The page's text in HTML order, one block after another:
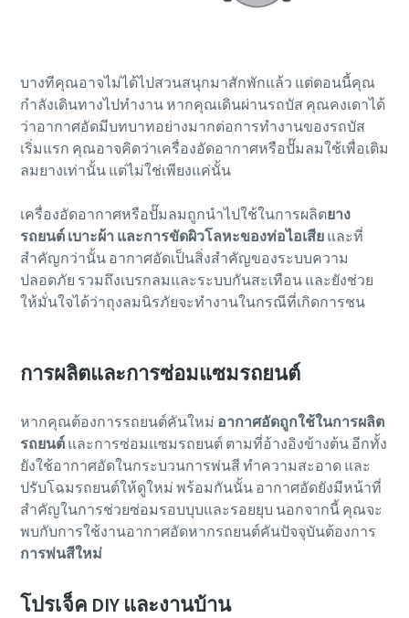
บางทีคุณอาจไม่ได้ไปสวนสนุกมาสักพักแล้ว แต่ตอนนี้คุณ
กําลังเดินทางไปทํางาน หากคุณเดินผ่านรถบัส คุณคงเดาได้
ว่าอากาศอัดมีบทบาทอย่างมากต่อการทํางานของรถบัส
เริ่มแรก คุณอาจคิดว่าเครื่องอัดอากาศหรือปั๊มลมใช้เพื่อเติม
ลมยางเท่านั้น แต่ไม่ใช่เพียงแค่นั้น
เครื่องอัดอากาศหรือปั๊มลมถูกนำไปใช้ในการผลิตยาง
รถยนต์ เบาะผ้า และการขัดผิวโลหะของท่อไอเสียและที่
สําคัญกว่านั้น อากาศอัดเป็นสิ่งสำคัญของระบบความ
ปลอดภัย รวมถึงเบรกลมและระบบกันสะเทือน และยังช่วย
ให้มั่นใจได้ว่าถุงลมนิรภัยจะทํางานในกรณีที่เกิดการชน
การผลิตและการซ่อมแซมรถยนต์
หากคุณต้องการรถยนต์คันใหม่ อากาศอัดถูกใช้ในการผลิต
รถยนต์และการซ่อมแซมรถยนต์ ตามที่อ้างอิงข้างต้น อีกทั้ง
ยังใช้อากาศอัดในกระบวนการพ่นสี ทําความสะอาด และ
ปรับโฉมรถยนต์ให้ดูใหม่ พร้อมกันนั้น อากาศอัดยังมีหน้าที่
สำคัญในการช่วยซ่อมรอบบุบและรอยยุบ นอกจากนี้ คุณจะ
พบกับการใช้งานอากาศอัดหากรถยนต์คันปัจจุบันต้องการ
การพ่นสีใหม่
โปรเจ็ค DIY และงานบ้าน